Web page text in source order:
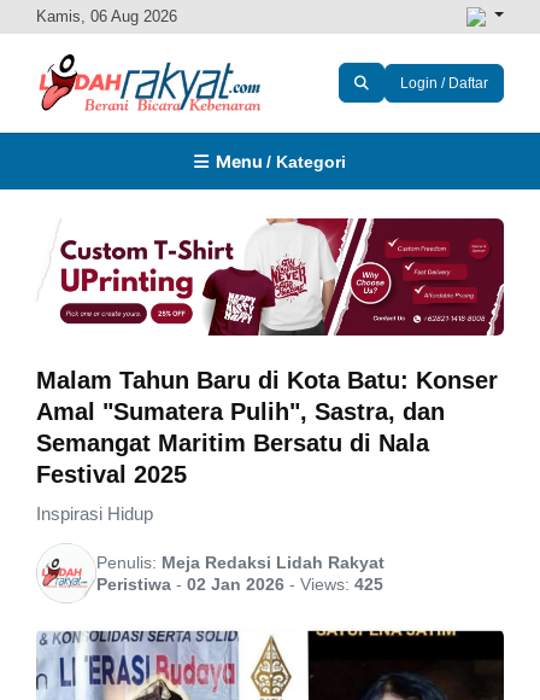
Kamis, 06 Aug 2026
Login / Daftar
Menu / Kategori
Malam Tahun Baru di Kota Batu: Konser
Amal "Sumatera Pulih", Sastra, dan
Semangat Maritim Bersatu di Nala
Festival 2025
Inspirasi Hidup
Penulis: Meja Redaksi Lidah Rakyat
Peristiwa - 02 Jan 2026 - Views: 425